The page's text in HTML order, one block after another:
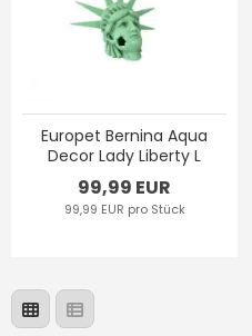
Europet Bernina Aqua
Decor Lady Liberty L
99,99 EUR
99,99 EUR pro Stück